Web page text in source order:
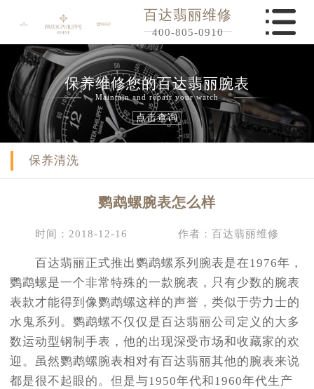
百达翡丽维修
400-805-0910
保养维修您的百达翡丽腕表
Maintain and repair your watch
点击查询
保养清洗
鹦鹉螺腕表怎么样
时间：2018-12-16 作者：百达翡丽维修
百达翡丽正式推出鹦鹉螺系列腕表是在1976年，
鹦鹉螺是一个非常特殊的一款腕表，只有少数的腕表
表款才能得到像鹦鹉螺这样的声誉，类似于劳力士的
水鬼系列。鹦鹉螺不仅仅是百达翡丽公司定义的大多
数运动型钢制手表，他的出现深受市场和收藏家的欢
迎。虽然鹦鹉螺腕表相对有百达翡丽其他的腕表来说
都是很不起眼的。但是与1950年代和1960年代生产